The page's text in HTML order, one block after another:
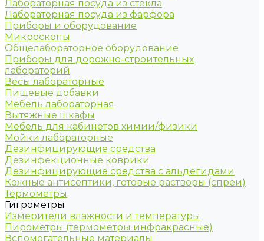
Лабораторная посуда из стекла
Лабораторная посуда из фарфора
Приборы и оборудование
Микроскопы
Общелабораторное оборудование
Приборы для дорожно-строительных
лабораторий
Весы лабораторные
Пищевые добавки
Мебель лабораторная
Вытяжные шкафы
Мебель для кабинетов химии/физики
Мойки лабораторные
Дезинфицирующие средства
Дезинфекционные коврики
Дезинфицирующие средства с альдегидами
Кожные антисептики, готовые растворы (спреи)
Термометры
Гигрометры
Измерители влажности и температуры
Пирометры (термометры инфракрасные)
Вспомогательные материалы